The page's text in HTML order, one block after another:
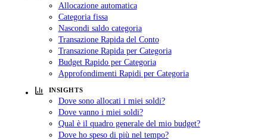
Allocazione automatica
Categoria fissa
Nascondi saldo categoria
Transazione Rapida del Conto
Transazione Rapida per Categoria
Budget Rapido per Categoria
Approfondimenti Rapidi per Categoria
INSIGHTS
Dove sono allocati i miei soldi?
Dove vanno i miei soldi?
Qual è il quadro generale del mio budget?
Dove ho speso di più nel tempo?